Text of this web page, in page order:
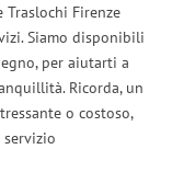
Firenze
Siamo disponibili
per aiutarti a
Ricorda, un
o costoso,